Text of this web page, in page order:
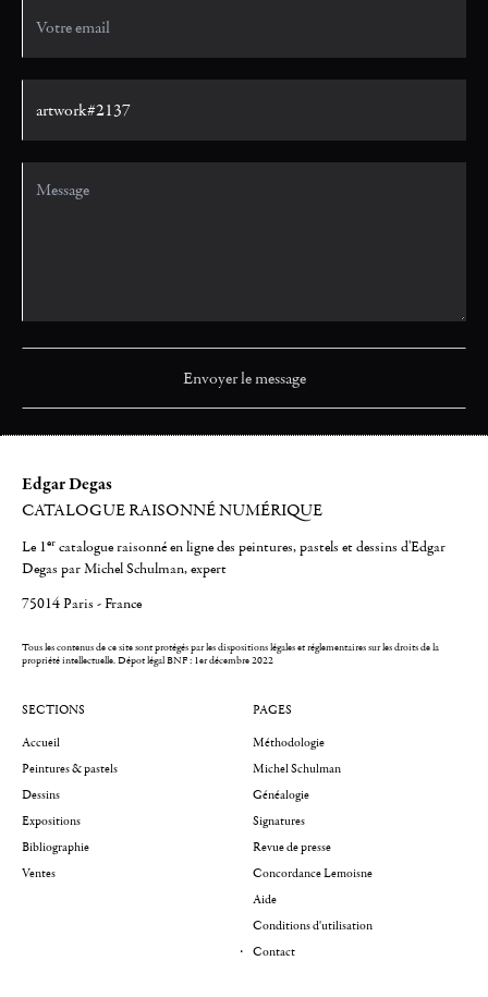
Edgar Degas
CATALOGUE RAISONNÉ NUMÉRIQUE
Le 1er catalogue raisonné en ligne des peintures, pastels et dessins d'Edgar
Degas par Michel Schulman, expert
75014 Paris - France
Tous les contenus de ce site sont protégés par les dispositions légales et réglementaires sur les droits de la
propriété intellectuelle.Dépot légal BNF : 1er décembre 2022
SECTIONS
Accueil
Peintures & pastels
Dessins
Expositions
Bibliographie
Ventes
PAGES
Méthodologie
Michel Schulman
Généalogie
Signatures
Revue de presse
Concordance Lemoisne
Aide
Conditions d'utilisation
Contact